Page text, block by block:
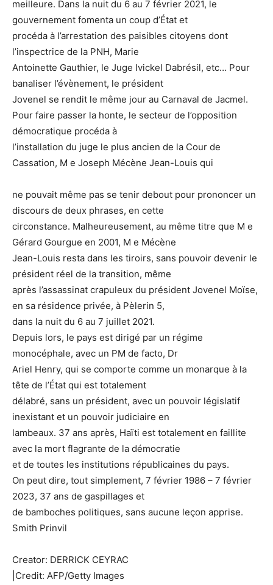
meilleure. Dans la nuit du 6 au 7 février 2021, le
gouvernement fomenta un coup d’État et
procéda à l’arrestation des paisibles citoyens dont
l’inspectrice de la PNH, Marie
Antoinette Gauthier, le Juge Ivickel Dabrésil, etc… Pour
banaliser l’évènement, le président
Jovenel se rendit le même jour au Carnaval de Jacmel.
Pour faire passer la honte, le secteur de l’opposition
démocratique procéda à
l’installation du juge le plus ancien de la Cour de
Cassation, M e Joseph Mécène Jean-Louis qui
ne pouvait même pas se tenir debout pour prononcer un
discours de deux phrases, en cette
circonstance. Malheureusement, au même titre que M e
Gérard Gourgue en 2001, M e Mécène
Jean-Louis resta dans les tiroirs, sans pouvoir devenir le
président réel de la transition, même
après l’assassinat crapuleux du président Jovenel Moïse,
en sa résidence privée, à Pèlerin 5,
dans la nuit du 6 au 7 juillet 2021.
Depuis lors, le pays est dirigé par un régime
monocéphale, avec un PM de facto, Dr
Ariel Henry, qui se comporte comme un monarque à la
tête de l’État qui est totalement
délabré, sans un président, avec un pouvoir législatif
inexistant et un pouvoir judiciaire en
lambeaux. 37 ans après, Haïti est totalement en faillite
avec la mort flagrante de la démocratie
et de toutes les institutions républicaines du pays.
On peut dire, tout simplement, 7 février 1986 – 7 février
2023, 37 ans de gaspillages et
de bamboches politiques, sans aucune leçon apprise.
Smith Prinvil
Creator: DERRICK CEYRAC
|Credit: AFP/Getty Images